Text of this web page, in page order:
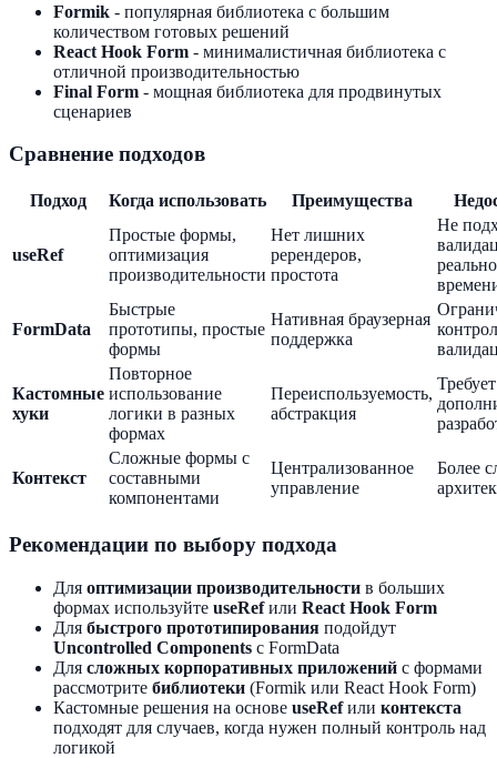
Formik - популярная библиотека с большим
количеством готовых решений
React Hook Form - минималистичная библиотека с
отличной производительностью
Final Form - мощная библиотека для продвинутых
сценариев
Сравнение подходов
Подход Когда использовать Преимущества
useRef
Простые формы,
оптимизация
производительности
Нет лишних
ререндеров,
простота
Не
FormData
Быстрые
прототипы, простые
формы
Нативная браузерная
поддержка
Кастомные
хуки
Повторное
использование
логики в разных
формах
Переиспользуемость,
абстракция
Требует
Контекст
Сложные формы с
составными
компонентами
Централизованное
управление
Более
Рекомендации по выбору подхода
Для оптимизации производительности в больших
формах используйте useRefили React Hook Form
Для быстрого прототипирования подойдут
Uncontrolled Components с FormData
Для сложных корпоративных приложений с формами
рассмотрите библиотеки (Formik или React Hook Form)
Кастомные решения на основе useRefили контекста
подходят для случаев, когда нужен полный контроль над
логикой